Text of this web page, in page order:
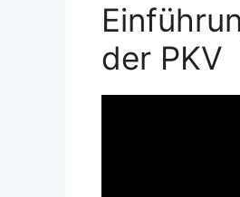
der PKV